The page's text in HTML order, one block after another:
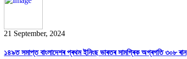
21 September, 2024
১৪৯ত সমাপ্ত বাংলাদেশৰ প্ৰথম ইনিংছ ভাৰতৰ সামগ্ৰিক অগ্ৰগতি ৩০৮ ৰান